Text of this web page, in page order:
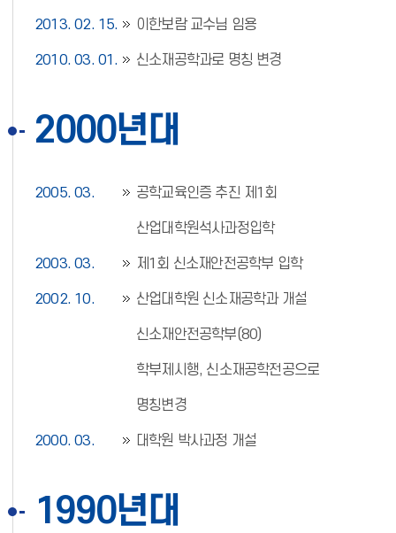
2013. 02. 15. 이한보람 교수님 임용
2010. 03. 01. 신소재공학과로 명칭 변경
2000년대
2005. 03. 공학교육인증 추진 제1회
산업대학원석사과정입학
2003. 03. 제1회 신소재안전공학부 입학
2002. 10. 산업대학원 신소재공학과 개설
신소재안전공학부(80)
학부제시행, 신소재공학전공으로
명칭변경
2000. 03. 대학원 박사과정 개설
1990년대